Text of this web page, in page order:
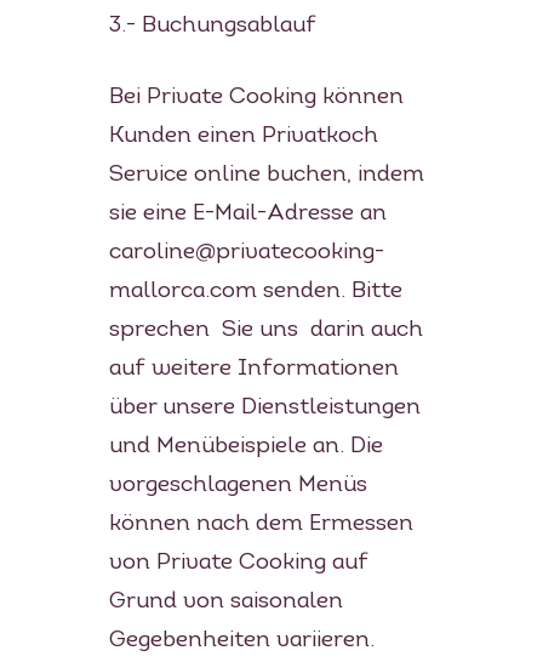
3.- Buchungsablauf
Bei Private Cooking können
Kunden einen Privatkoch
Service online buchen, indem
sie eine E-Mail-Adresse an
caroline@privatecooking-
mallorca.com senden. Bitte
sprechen Sie uns darin auch
auf weitere Informationen
über unsere Dienstleistungen
und Menübeispiele an. Die
vorgeschlagenen Menüs
können nach dem Ermessen
von Private Cooking auf
Grund von saisonalen
Gegebenheiten variieren.